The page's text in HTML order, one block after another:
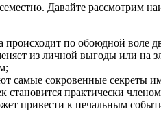
Давайте рассмотрим
происходит по обоюдной воле
из личной выгоды или на
самые сокровенные секреты
становится практически
привести к печальным